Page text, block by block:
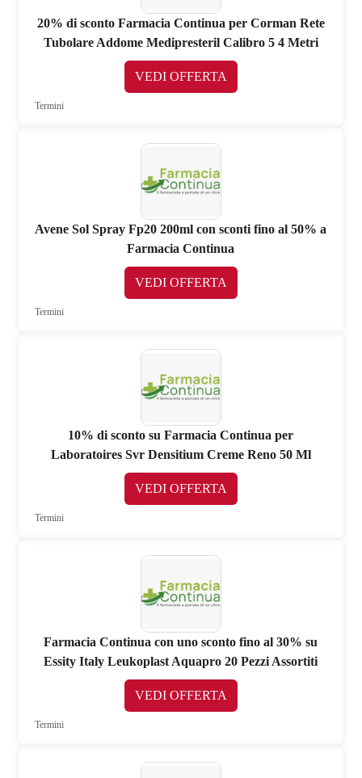
20% di sconto Farmacia Continua per Corman Rete
Tubolare Addome Medipresteril Calibro 5 4 Metri
VEDI OFFERTA
Termini
Avene Sol Spray Fp20 200ml con sconti fino al 50% a
Farmacia Continua
VEDI OFFERTA
Termini
10% di sconto su Farmacia Continua per
Laboratoires Svr Densitium Creme Reno 50 Ml
VEDI OFFERTA
Termini
Farmacia Continua con uno sconto fino al 30% su
Essity Italy Leukoplast Aquapro 20 Pezzi Assortiti
VEDI OFFERTA
Termini